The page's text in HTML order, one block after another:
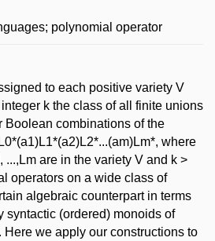
polynomial operator
to each positive variety V
k the class of all finite unions
Boolean combinations of the
where
...,Lm are in the variety V and k >
operators on a wide class of
algebraic counterpart in terms
syntactic (ordered) monoids of
Here we apply our constructions to